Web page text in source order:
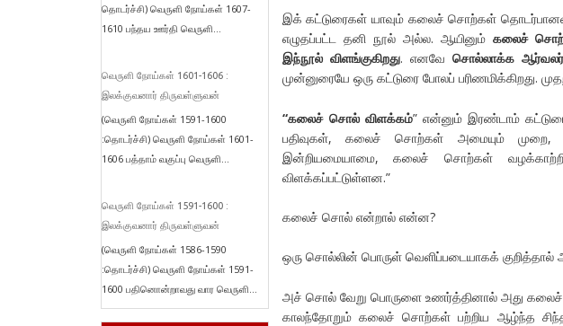
இக் கட்டுரைகள் யாவும் கலைச் சொற்கள்
எழுதப்பட்ட தனி நூல் அல்ல. ஆயினும் கலைச்
இந்நூல் விளங்குகிறது. எனவே சொல்லாக்க
முன்னுரையே ஒரு கட்டுரை போலப் பரிணமிக்கிறது.
“கலைச் சொல் விளக்கம்” என்னும் இரண்டாம்
பதிவுகள், கலைச் சொற்கள் அமையும் முறை,
இன்றியமையாமை, கலைச் சொற்கள்
விளக்கப்பட்டுள்ளன.”
கலைச் சொல் என்றால் என்ன?
ஒரு சொல்லின் பொருள் வெளிப்படையாகக்
அச் சொல் வேறு பொருளை உணர்த்தினால் அது
காலந்தோறும் கலைச் சொற்கள் பற்றிய ஆழ்ந்த
தொடர்ச்சி) வெருளி நோய்கள் 1607-
1610 பந்தய ஊர்தி வெருளி...
வெருளி நோய்கள் 1601-1606 :
இலக்குவனார் திருவள்ளுவன்
(வெருளி நோய்கள் 1591-1600
:தொடர்ச்சி) வெருளி நோய்கள் 1601-
1606 பத்தாம் வகுப்பு வெருளி...
வெருளி நோய்கள் 1591-1600 :
இலக்குவனார் திருவள்ளுவன்
(வெருளி நோய்கள் 1586-1590
:தொடர்ச்சி) வெருளி நோய்கள் 1591-
1600 பதினொன்றாவது வார வெருளி...